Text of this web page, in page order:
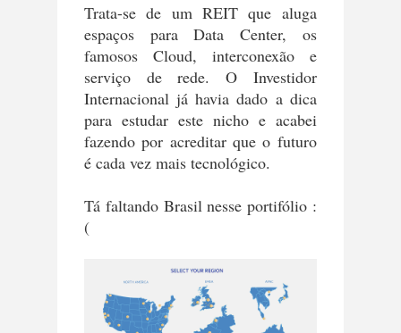
Trata-se de um REIT que aluga
espaços para Data Center, os
famosos Cloud, interconexão e
serviço de rede. O Investidor
Internacional já havia dado a dica
para estudar este nicho e acabei
fazendo por acreditar que o futuro
é cada vez mais tecnológico.
Tá faltando Brasil nesse portifólio :
(